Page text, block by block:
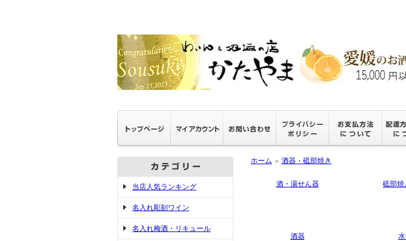
当店人気ランキング
名入れ彫刻ワイン
名入れ梅酒・リキュール
ホーム ＞ 酒器・砥部焼き
酒・湯せん器 砥部焼
酒器